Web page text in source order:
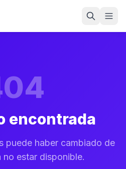
Tecni Estudio
encontrada
puede haber cambiado de
estar disponible.